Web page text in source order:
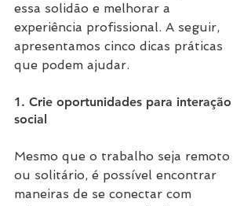
essa solidão e melhorar a
experiência profissional. A seguir,
apresentamos cinco dicas práticas
que podem ajudar.
1. Crie oportunidades para interação
social
Mesmo que o trabalho seja remoto
ou solitário, é possível encontrar
maneiras de se conectar com